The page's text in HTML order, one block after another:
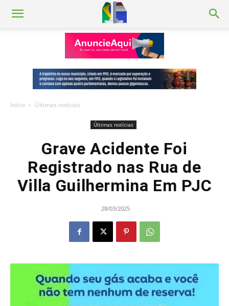
Início Últimas notícias
Últimas notícias
Grave Acidente Foi
Registrado nas Rua de
Villa Guilhermina Em PJC
28/03/2025